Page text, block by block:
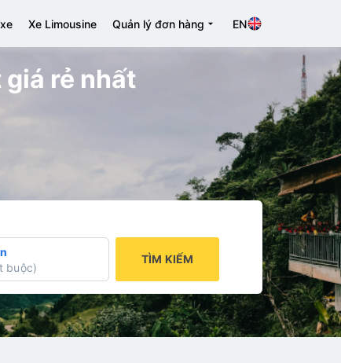
Xe Limousine Quản lý đơn hàng EN
rẻ nhất
buộc)
TÌM KIẾM